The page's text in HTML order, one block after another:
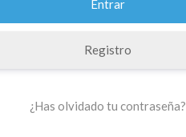
Registro
¿Has olvidado tu contraseña?